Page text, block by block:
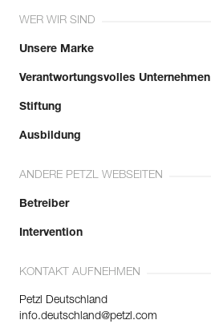
WER WIR SIND
Unsere Marke
Verantwortungsvolles Unternehmen
Stiftung
Ausbildung
ANDERE PETZL WEBSEITEN
Betreiber
Intervention
KONTAKT AUFNEHMEN
Petzl Deutschland
info.deutschland@petzl.com